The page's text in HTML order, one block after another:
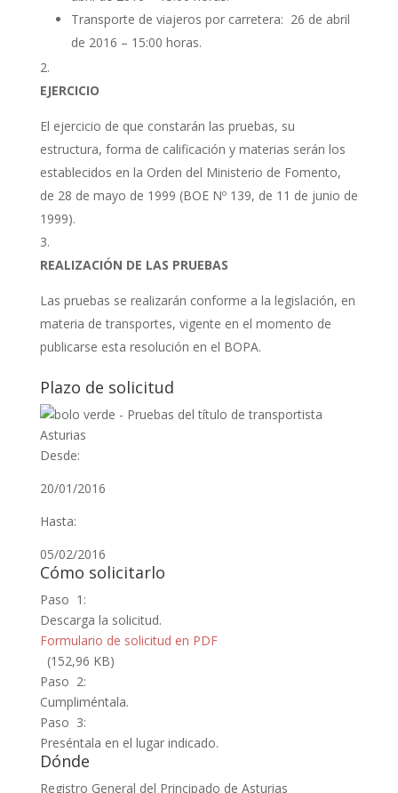
Transporte de viajeros por carretera: 26 de abril
de 2016 – 15:00 horas.
EJERCICIO
El ejercicio de que constarán las pruebas, su
estructura, forma de calificación y materias serán los
establecidos en la Orden del Ministerio de Fomento,
de 28 de mayo de 1999 (BOE Nº 139, de 11 de junio de
1999).
REALIZACIÓN DE LAS PRUEBAS
Las pruebas se realizarán conforme a la legislación, en
materia de transportes, vigente en el momento de
publicarse esta resolución en el BOPA.
Plazo de solicitud
Desde:
20/01/2016
Hasta:
05/02/2016
Cómo solicitarlo
Paso 1:
Descarga la solicitud.
Formulario de solicitud en PDF
(152,96 KB)
Paso 2:
Cumpliméntala.
Paso 3:
Preséntala en el lugar indicado.
Dónde
Registro General del Principado de Asturias